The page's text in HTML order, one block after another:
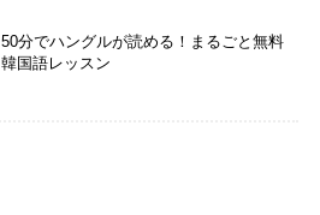
50分でハングルが読める！まるごと無料
韓国語レッスン